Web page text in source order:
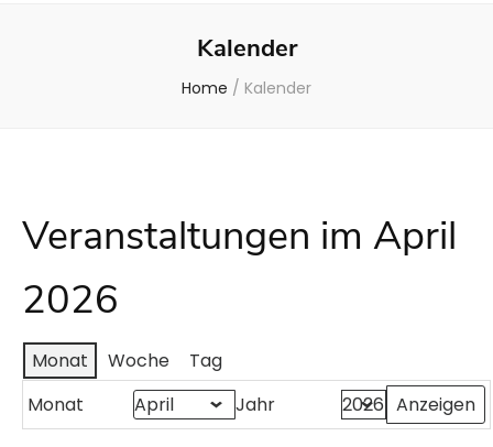
Kalender
Home / Kalender
Veranstaltungen im April
2026
Monat Woche
Tag
Monat
Jahr